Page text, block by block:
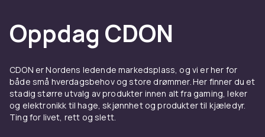
Oppdag CDON
CDON er Nordens ledende markedsplass, og vi er her for
både små hverdagsbehov og store drømmer. Her finner du et
stadig større utvalg av produkter innen alt fra gaming, leker
og elektronikk til hage, skjønnhet og produkter til kjæledyr.
Ting for livet, rett og slett.